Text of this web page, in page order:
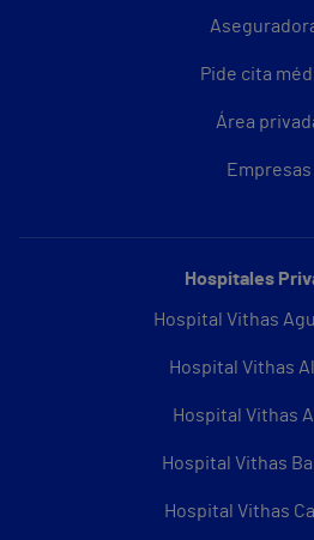
Pide cita
Área
Empresas
Hospitales
Hospital Vithas
Hospital Vithas
Hospital Vithas
Hospital Vithas
Hospital Vithas